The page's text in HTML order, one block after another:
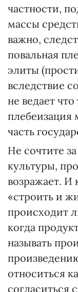
частности,
массы
важно,
повальная
элиты
вследствие
не ведает
плебеизация
часть
Не сочтите
культуры,
возражает. И
«строить и
происходит
когда
называть
относиться
согласиться